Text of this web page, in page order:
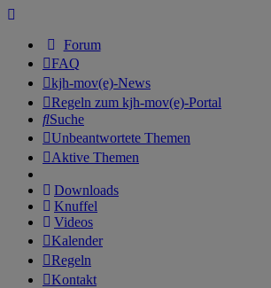
Forum
FAQ
kjh-mov(e)-News
Regeln zum kjh-mov(e)-Portal
Suche
Unbeantwortete Themen
Aktive Themen
Downloads
Knuffel
Videos
Kalender
Regeln
Kontakt